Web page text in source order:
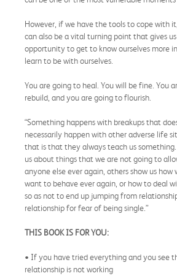
However, if we have the tools to cope with
can also be a vital turning point that gives
opportunity to get to know ourselves more
learn to be with ourselves.
You are going to heal. You will be fine. You
rebuild, and you are going to flourish.
“Something happens with breakups that
necessarily happen with other adverse life
that is that they always teach us
us about things that we are not going to
anyone else ever again, others show us how
want to behave ever again, or how to deal
so as not to end up jumping from
relationship for fear of being single.”
THIS BOOK IS FOR YOU:
• If you have tried everything and you see
relationship is not working